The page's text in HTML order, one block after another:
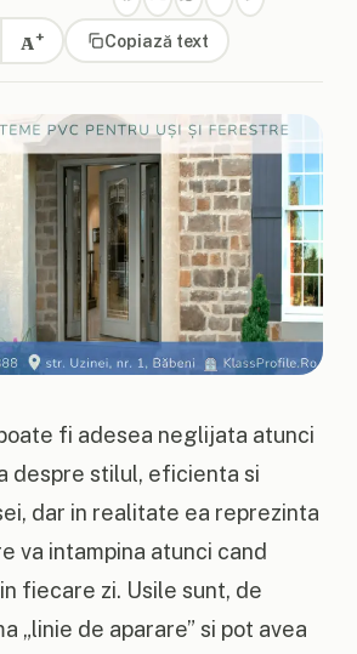
A+ Copiază text
fi adesea neglijata atunci
despre stilul, eficienta si
dar in realitate ea reprezinta
va intampina atunci cand
fiecare zi. Usile sunt, de
„linie de aparare” si pot avea